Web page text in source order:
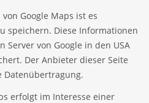
Google Maps ist es
speichern. Diese Informationen
Server von Google in den USA
Der Anbieter dieser Seite
Datenübertragung.
erfolgt im Interesse einer